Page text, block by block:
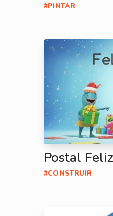
#PINTAR
Postal
#CONSTRUIR